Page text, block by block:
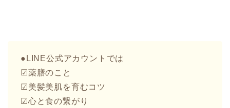
●LINE公式アカウントでは
☑︎薬膳のこと
☑︎美髪美肌を育むコツ
☑︎心と食の繋がり